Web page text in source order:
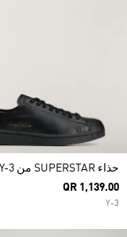
حذاء SUPERSTAR من Y-3
QR 1,139.00
Y-3